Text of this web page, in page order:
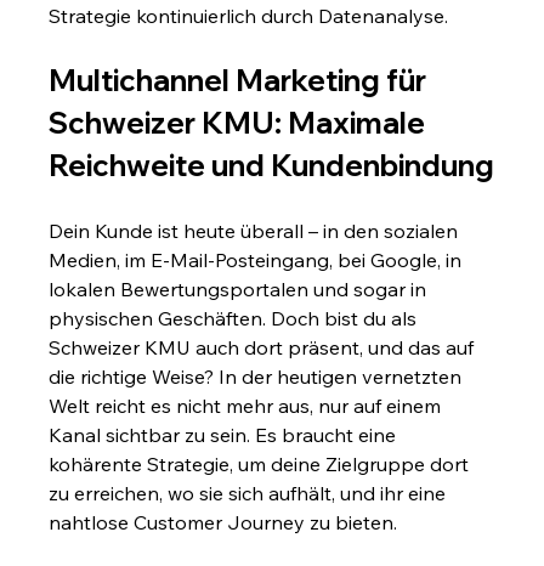
Strategie kontinuierlich durch Datenanalyse.
Multichannel Marketing für
Schweizer KMU: Maximale
Reichweite und Kundenbindung
Dein Kunde ist heute überall – in den sozialen
Medien, im E-Mail-Posteingang, bei Google, in
lokalen Bewertungsportalen und sogar in
physischen Geschäften. Doch bist du als
Schweizer KMU auch dort präsent, und das auf
die richtige Weise? In der heutigen vernetzten
Welt reicht es nicht mehr aus, nur auf einem
Kanal sichtbar zu sein. Es braucht eine
kohärente Strategie, um deine Zielgruppe dort
zu erreichen, wo sie sich aufhält, und ihr eine
nahtlose Customer Journey zu bieten.